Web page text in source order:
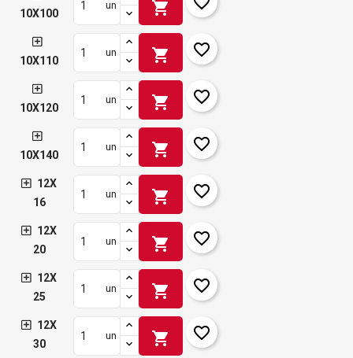
10X100
un shopping_cart
10X110
un shopping_cart favorite_border
10X120
un shopping_cart favorite_border
10X140
un shopping_cart favorite_border
12X
16
un shopping_cart favorite_border
12X
20
un shopping_cart favorite_border
12X
25
un shopping_cart favorite_border
12X
30
un shopping_cart favorite_border